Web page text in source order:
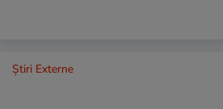
Știri Externe